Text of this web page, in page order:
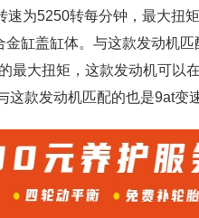
为5250转每分钟，最大扭
缸盖缸体。与这款发动机匹
最大扭矩，这款发动机可以
款发动机匹配的也是9at变